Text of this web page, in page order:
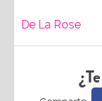
De La Rose